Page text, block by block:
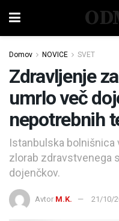
Domov NOVICE SVET
Zdravljenje
umrlo več
nepotrebnih
Istanbulska bolnišnica
zlorab zdravstvenega
dojenčkov.
Avtor M.K. 21/10/